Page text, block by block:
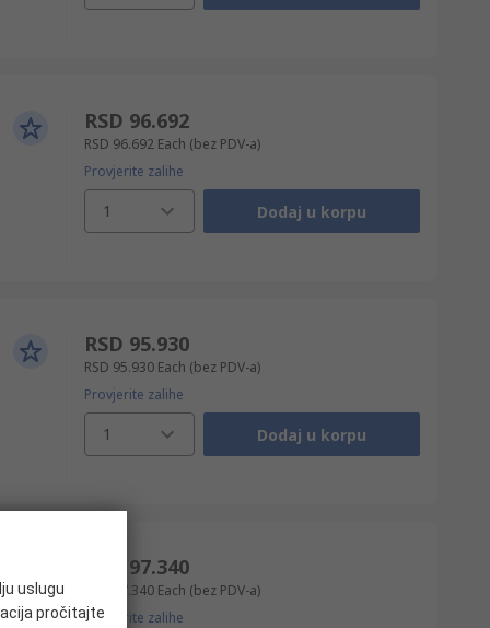
RSD 96.692
RSD 96.692 Each (bez PDV-a)
Provjerite zalihe
1 Dodaj u korpu
RSD 95.930
RSD 95.930 Each (bez PDV-a)
Provjerite zalihe
1 Dodaj u korpu
RSD 97.340
RSD 97.340 Each (bez PDV-a)
Provjerite zalihe
uslugu
pročitajte